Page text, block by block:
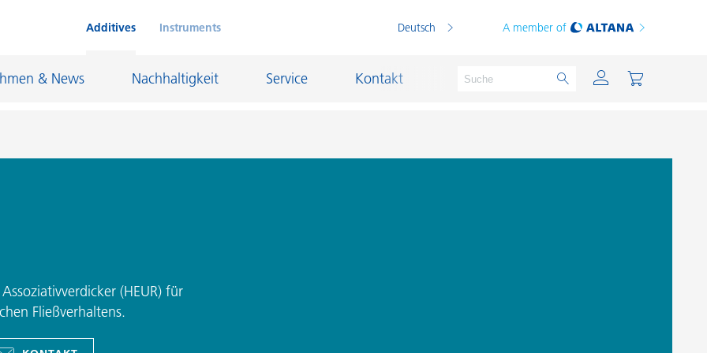
Additives Instruments Deutsch A member of
& News Nachhaltigkeit Service Kontakt
(HEUR) für
Fließverhaltens.